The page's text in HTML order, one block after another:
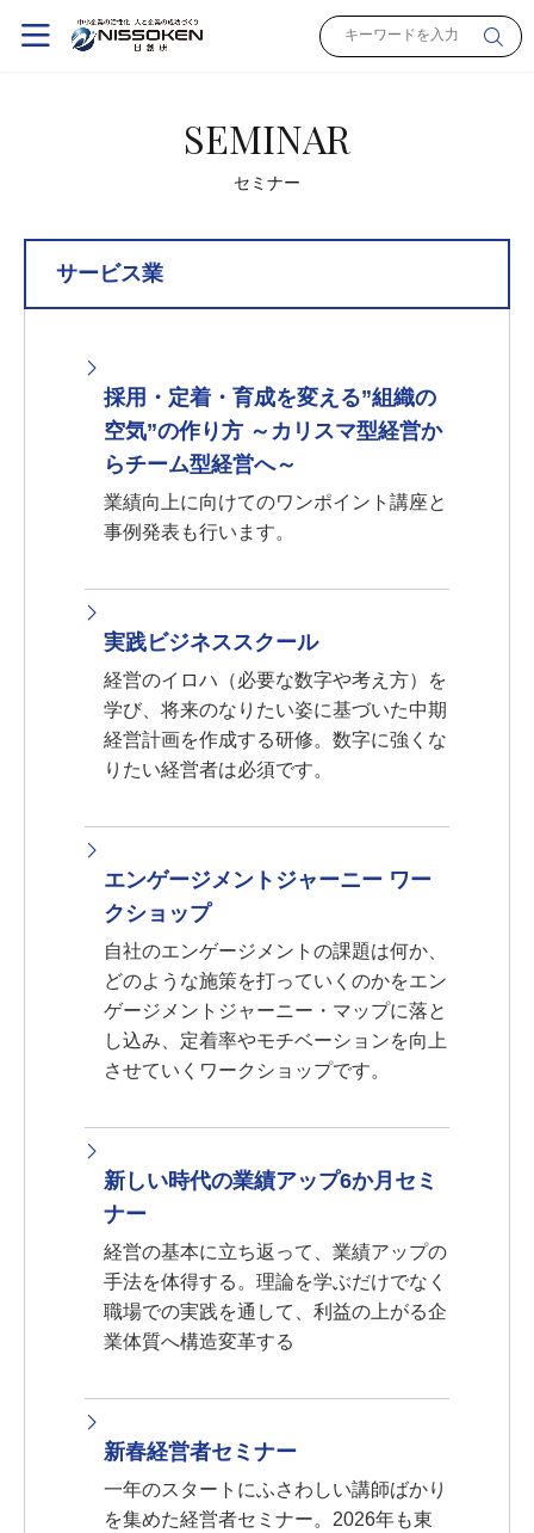
SEMINAR
セミナー
サービス業
採用・定着・育成を変える”組織の
空気”の作り方 ～カリスマ型経営か
らチーム型経営へ～
業績向上に向けてのワンポイント講座と
事例発表も行います。
実践ビジネススクール
経営のイロハ（必要な数字や考え方）を
学び、将来のなりたい姿に基づいた中期
経営計画を作成する研修。数字に強くな
りたい経営者は必須です。
エンゲージメントジャーニー ワー
クショップ
自社のエンゲージメントの課題は何か、
どのような施策を打っていくのかをエン
ゲージメントジャーニー・マップに落と
し込み、定着率やモチベーションを向上
させていくワークショップです。
新しい時代の業績アップ6か月セミ
ナー
経営の基本に立ち返って、業績アップの
手法を体得する。理論を学ぶだけでなく
職場での実践を通して、利益の上がる企
業体質へ構造変革する
新春経営者セミナー
一年のスタートにふさわしい講師ばかり
を集めた経営者セミナー。2026年も東